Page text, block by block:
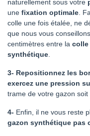
naturellement sous votre
une fixation optimale .
colle une fois étalée, ne
que nous vous
centimètres entre la colle
synthétique
3- Repositionnez les
exercez une pression
trame de votre gazon
4- Enfin, il ne vous reste
gazon synthétique pas